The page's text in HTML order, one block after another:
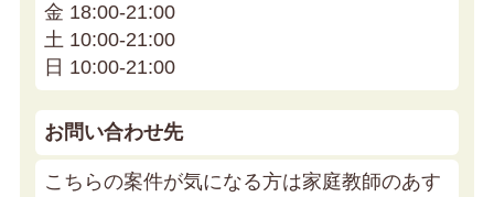
金 18:00-21:00
土 10:00-21:00
日 10:00-21:00
お問い合わせ先
こちらの案件が気になる方は家庭教師のあす